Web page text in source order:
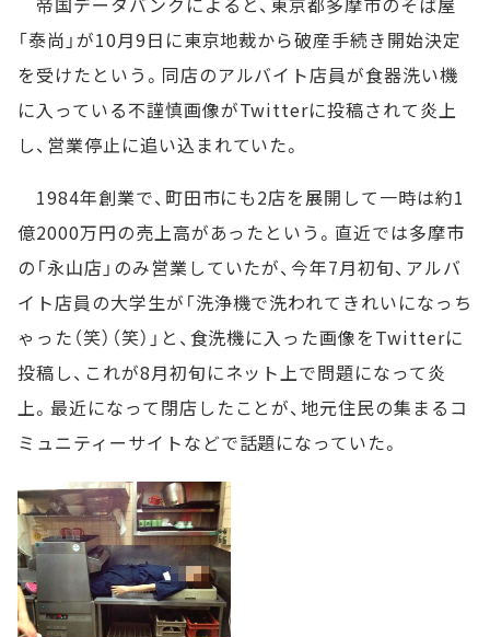
「泰尚」が10月9日に東京地裁から破産手続き開始決定
を受けたという。同店のアルバイト店員が食器洗い機
に入っている不謹慎画像がTwitterに投稿されて炎上
し、営業停止に追い込まれていた。
1984年創業で、町田市にも2店を展開して一時は約1
億2000万円の売上高があったという。直近では多摩市
の「永山店」のみ営業していたが、今年7月初旬、アルバ
イト店員の大学生が「洗浄機で洗われてきれいになっち
ゃった（笑）（笑）」と、食洗機に入った画像をTwitterに
投稿し、これが8月初旬にネット上で問題になって炎
上。最近になって閉店したことが、地元住民の集まるコ
ミュニティーサイトなどで話題になっていた。